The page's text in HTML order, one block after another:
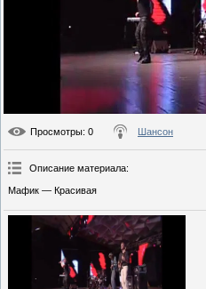
Просмотры: 0 Шансон
Описание материала:
Мафик — Красивая